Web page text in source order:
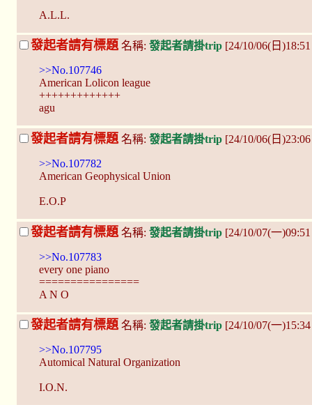
A.L.L.
發起者請有標題 名稱: 發起者請掛trip [24/10/06(日
>>No.107746
American Lolicon league
+++++++++++++
agu
發起者請有標題 名稱: 發起者請掛trip [24/10/06(日
>>No.107782
American Geophysical Union
E.O.P
發起者請有標題 名稱: 發起者請掛trip [24/10/07(一
>>No.107783
every one piano
================
A N O
發起者請有標題 名稱: 發起者請掛trip [24/10/07(一
>>No.107795
Automical Natural Organization
I.O.N.